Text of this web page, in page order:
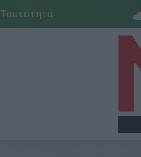
Ταυτότητα